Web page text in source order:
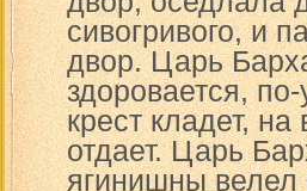
сивогривого, и
двор. Царь
здоровается,
крест кладет,
отдает. Царь
ягинишны велел